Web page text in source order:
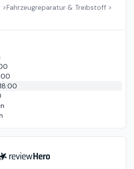
>Fahrzeugreparatur & Treibstoff >